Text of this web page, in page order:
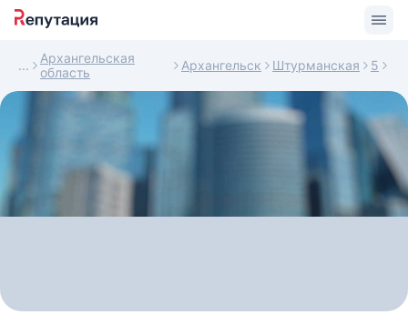
Архангельская
область
Архангельск Штурманская 5